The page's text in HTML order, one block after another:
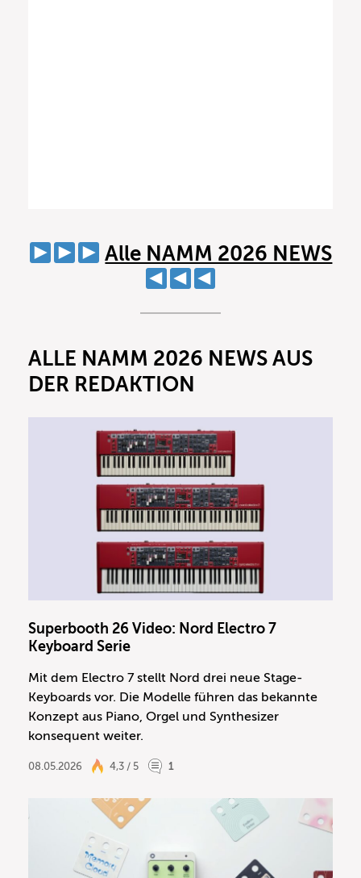
Alle NAMM 2026 NEWS
ALLE NAMM 2026 NEWS AUS
DER REDAKTION
Superbooth 26 Video: Nord Electro 7
Keyboard Serie
Mit dem Electro 7 stellt Nord drei neue Stage-
Keyboards vor. Die Modelle führen das bekannte
Konzept aus Piano, Orgel und Synthesizer
konsequent weiter.
08.05.2026 4,3 / 5 1